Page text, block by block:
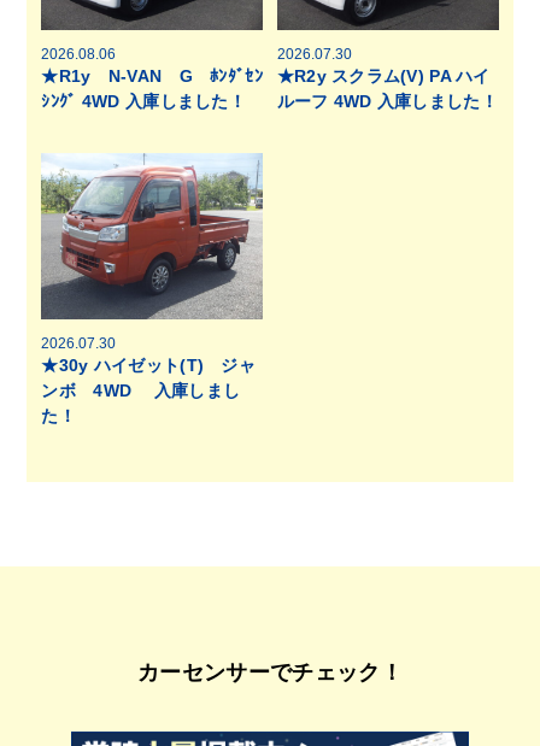
2026.08.06
★R1y N-VAN G ﾎﾝﾀﾞｾﾝ
ｼﾝｸﾞ 4WD 入庫しました！
2026.07.30
★R2y スクラム(V) PA ハイ
ルーフ 4WD 入庫しました！
2026.07.30
★30y ハイゼット(T) ジャ
ンボ 4WD 入庫しまし
た！
カーセンサーでチェック！